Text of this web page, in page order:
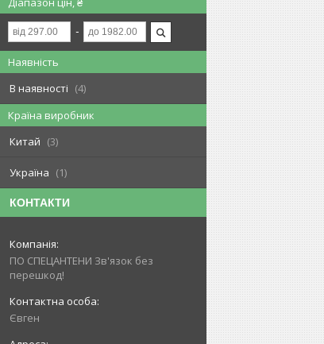
Наявність
В наявності
4
Країна виробник
Китай
3
Україна 1
КОНТАКТИ
ПО СПЕЦАНТЕНИ Зв'язок без
перешкод!
Євген